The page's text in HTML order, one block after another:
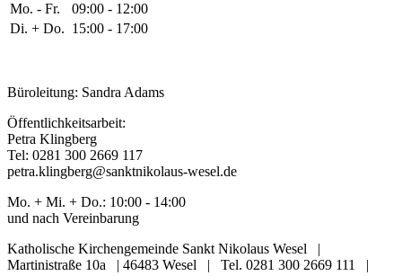
Mo. - Fr.
09:00 - 12:00
Di. + Do. 15:00 - 17:00
Büroleitung: Sandra Adams
Öffentlichkeitsarbeit:
Petra Klingberg
Tel: 0281 300 2669 117
petra.klingberg@sanktnikolaus-wesel.de
Mo. + Mi. + Do.: 10:00 - 14:00
und nach Vereinbarung
Katholische Kirchengemeinde Sankt Nikolaus Wesel |
Martinistraße 10a | 46483 Wesel | Tel. 0281 300 2669 111 |